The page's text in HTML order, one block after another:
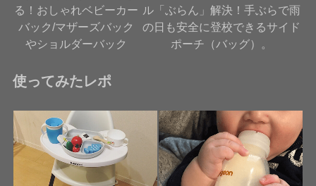
る！おしゃれベビーカー
バック/マザーズバック
やショルダーバック
ル「ぶらん」解決！手ぶらで雨
の日も安全に登校できるサイド
ポーチ（バッグ）。
使ってみたレポ